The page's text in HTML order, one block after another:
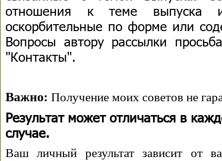
отношения к теме выпуска
оскорбительные по форме или
Вопросы автору рассылки
"Контакты".
Важно: Получение моих советов не
Результат может отличаться в
случае.
Ваш личный результат зависит от